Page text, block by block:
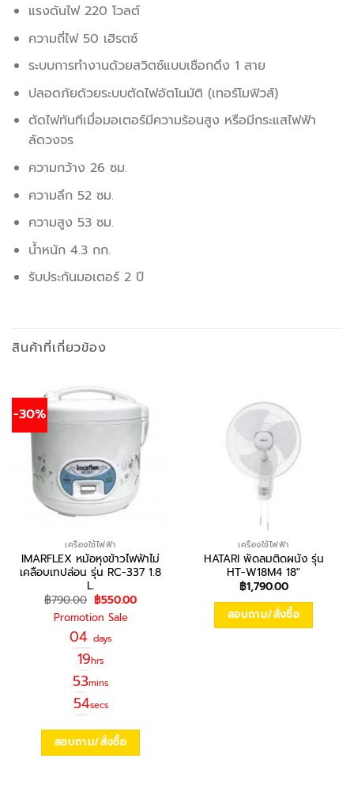
แรงดันไฟ 220 โวลต์
ความถี่ไฟ 50 เฮิรตซ์
ระบบการทำงานด้วยสวิตซ์แบบเชือกดึง 1 สาย
ปลอดภัยด้วยระบบตัดไฟอัตโนมัติ (เทอร์โมฟิวส์)
ตัดไฟทันทีเมื่อมอเตอร์มีความร้อนสูง หรือมีกระแสไฟฟ้า
ลัดวงจร
ความกว้าง 26 ซม.
ความลึก 52 ซม.
ความสูง 53 ซม.
น้ำหนัก 4.3 กก.
รับประกันมอเตอร์ 2 ปี
สินค้าที่เกี่ยวข้อง
-30%
เครื่องใช้ไฟฟ้า
IMARFLEX หม้อหุงข้าวไฟฟ้าไม่
เคลือบเทปล่อน รุ่น RC-337 1.8
L.
฿790.00 Original
price
was:
฿790.00.
฿550.00Current
Promotion Sale
04 days
19hrs
53mins
54secs
สอบถาม/สั่งซื้อ
เครื่องใช้ไฟฟ้า
HATARI พัดลมติดผนัง รุ่น
HT-W18M4 18″
฿1,790.00
สอบถาม/สั่งซื้อ